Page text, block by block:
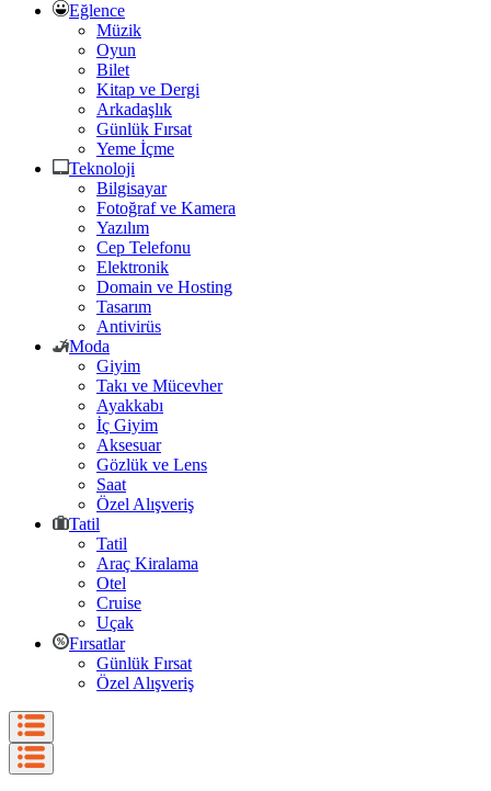
Eğlence
Müzik
Oyun
Bilet
Kitap ve Dergi
Arkadaşlık
Günlük Fırsat
Yeme İçme
Teknoloji
Bilgisayar
Fotoğraf ve Kamera
Yazılım
Cep Telefonu
Elektronik
Domain ve Hosting
Tasarım
Antivirüs
Moda
Giyim
Takı ve Mücevher
Ayakkabı
İç Giyim
Aksesuar
Gözlük ve Lens
Saat
Özel Alışveriş
Tatil
Tatil
Araç Kiralama
Otel
Cruise
Uçak
Fırsatlar
Günlük Fırsat
Özel Alışveriş